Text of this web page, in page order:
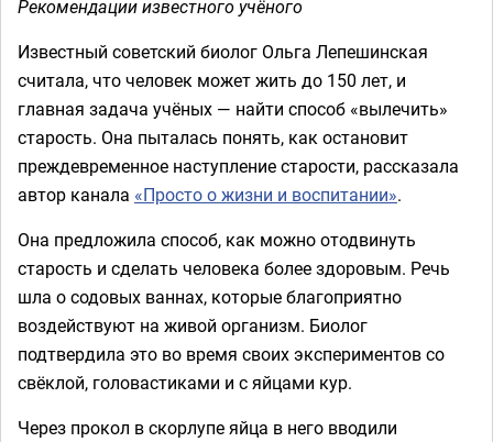
Рекомендации известного учёного
Известный советский биолог Ольга Лепешинская
считала, что человек может жить до 150 лет, и
главная задача учёных — найти способ «вылечить»
старость. Она пыталась понять, как остановит
преждевременное наступление старости, рассказала
автор канала «Просто о жизни и воспитании».
Она предложила способ, как можно отодвинуть
старость и сделать человека более здоровым. Речь
шла о содовых ваннах, которые благоприятно
воздействуют на живой организм. Биолог
подтвердила это во время своих экспериментов со
свёклой, головастиками и с яйцами кур.
Через прокол в скорлупе яйца в него вводили